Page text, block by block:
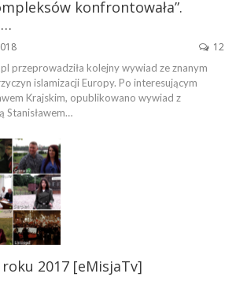
konfrontowała”.
12
przeprowadziła kolejny wywiad ze znanym
islamizacji Europy. Po interesującym
Krajskim, opublikowano wywiad z
Stanisławem…
2017 [eMisjaTv]